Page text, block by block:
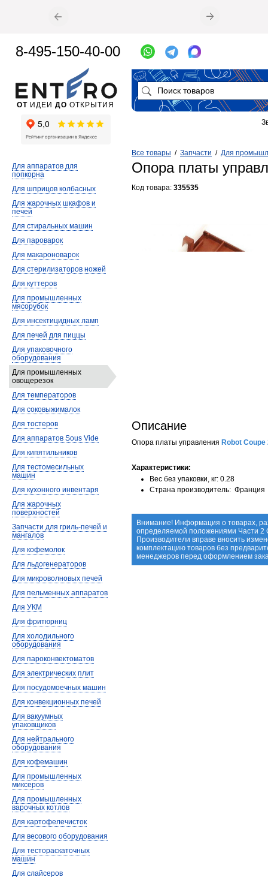
Все товары / Запчасти / Для
Опора платы
Код товара: 335535
Описание
Опора платы управления Robot Coupe
Характеристики:
Вес без упаковки, кг: 0.28
Страна производитель: Франция
Внимание! Информация о товарах,
определяемой положениями Части 2
Производители вправе вносить
комплектацию товаров без
менеджеров перед оформлением
Для аппаратов для
попкорна
Для шприцов колбасных
Для жарочных шкафов и
печей
Для стиральных машин
Для пароварок
Для макароноварок
Для стерилизаторов ножей
Для куттеров
Для промышленных
мясорубок
Для инсектицидных ламп
Для печей для пиццы
Для упаковочного
оборудования
Для промышленных
овощерезок
Для температоров
Для соковыжималок
Для тостеров
Для аппаратов Sous Vide
Для кипятильников
Для тестомесильных
машин
Для кухонного инвентаря
Для жарочных
поверхностей
Запчасти для гриль-печей и
мангалов
Для кофемолок
Для льдогенераторов
Для микроволновых печей
Для пельменных аппаратов
Для УКМ
Для фритюрниц
Для холодильного
оборудования
Для пароконвектоматов
Для электрических плит
Для посудомоечных машин
Для конвекционных печей
Для вакуумных
упаковщиков
Для нейтрального
оборудования
Для кофемашин
Для промышленных
миксеров
Для промышленных
варочных котлов
Для картофелечисток
Для весового оборудования
Для тестораскаточных
машин
Для слайсеров
ОТ ИДЕИ ДО ОТКРЫТИЯ
8-495-150-40-00